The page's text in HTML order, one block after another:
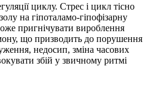
циклу. Стрес і цикл тісно
на гіпоталамо-гіпофізарну
пригнічувати вироблення
що призводить до порушення
недосип, зміна часових
збій у звичному ритмі